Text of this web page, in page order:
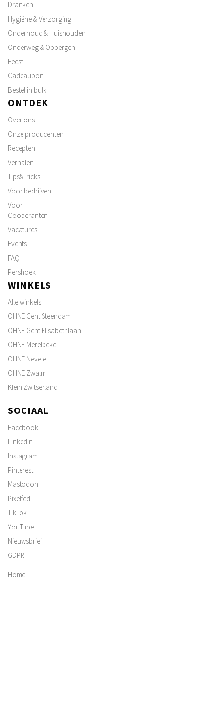
Dranken
Hygiëne & Verzorging
Onderhoud & Huishouden
Onderweg & Opbergen
Feest
Cadeaubon
Bestel in bulk
ONTDEK
Over ons
Onze producenten
Recepten
Verhalen
Tips&Tricks
Voor bedrijven
Voor
Coöperanten
Vacatures
Events
FAQ
Pershoek
WINKELS
Alle winkels
OHNE Gent Steendam
OHNE Gent Elisabethlaan
OHNE Merelbeke
OHNE Nevele
OHNE Zwalm
Klein Zwitserland
SOCIAAL
Facebook
LinkedIn
Instagram
Pinterest
Mastodon
Pixelfed
TikTok
YouTube
Nieuwsbrief
GDPR
Home